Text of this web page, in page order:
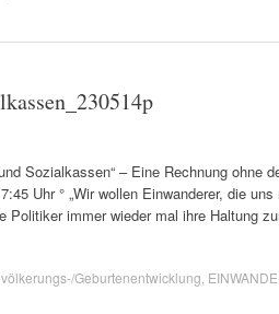
Sozialkassen“ – Eine Rechnung ohne
Uhr ° „Wir wollen Einwanderer, die
Politiker immer wieder mal ihre Haltung
Geburtenentwicklung